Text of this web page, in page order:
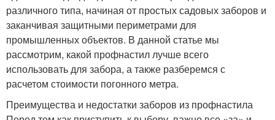
различного типа, начиная от простых садовых заборов и
заканчивая защитными периметрами для
промышленных объектов. В данной статье мы
рассмотрим, какой профнастил лучше всего
использовать для забора, а также разберемся с
расчетом стоимости погонного метра.
Преимущества и недостатки заборов из профнастила